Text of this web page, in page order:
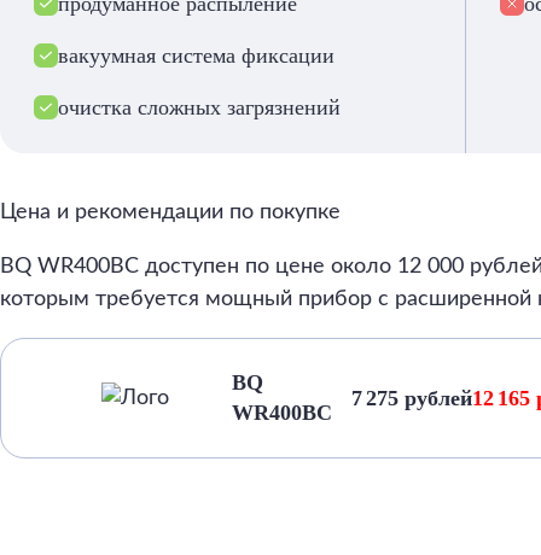
вакуумная система фиксации
очистка сложных загрязнений
Цена и рекомендации по покупке
BQ WR400BC доступен по цене около 12 000
которым требуется мощный прибор с расширенной
BQ
WR400BC
7 275 рублей12 165